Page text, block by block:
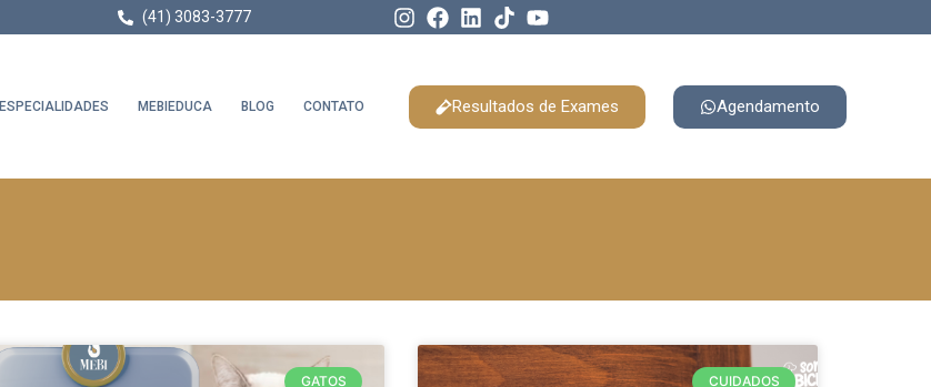
(41) 3083-3777
ESPECIALIDADES MEBIEDUCA BLOG CONTATO Resultados de Exames Agendamento
GATOS CUIDADOS